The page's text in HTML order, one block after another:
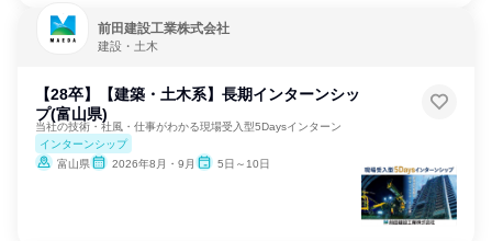
前田建設工業株式会社
建設・土木
【28卒】【建築・土木系】長期インターンシッ
プ(富山県)
当社の技術・社風・仕事がわかる現場受入型5Daysインターン
インターンシップ
富山県
2026年8月・9月 5日～10日